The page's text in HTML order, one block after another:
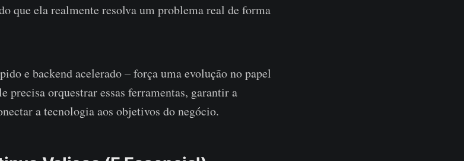
que ela realmente resolva um problema real de forma
e backend acelerado – força uma evolução no papel
precisa orquestrar essas ferramentas, garantir a
a tecnologia aos objetivos do negócio.